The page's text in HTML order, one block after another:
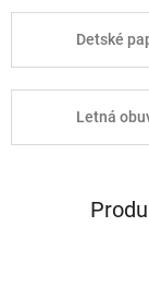
Detské
Letná